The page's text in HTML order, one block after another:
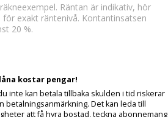
Räntan är indikativ, hör
för exakt räntenivå. Kontantinsatsen
20 %.
kostar pengar!
inte kan betala tillbaka skulden i tid riskerar
betalningsanmärkning. Det kan leda till
att få hyra bostad, teckna abonnemang